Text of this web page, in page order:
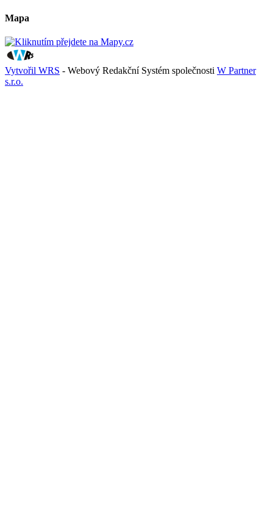
Mapa
Vytvořil WRS - Webový Redakční Systém společnosti W Partner
s.r.o.